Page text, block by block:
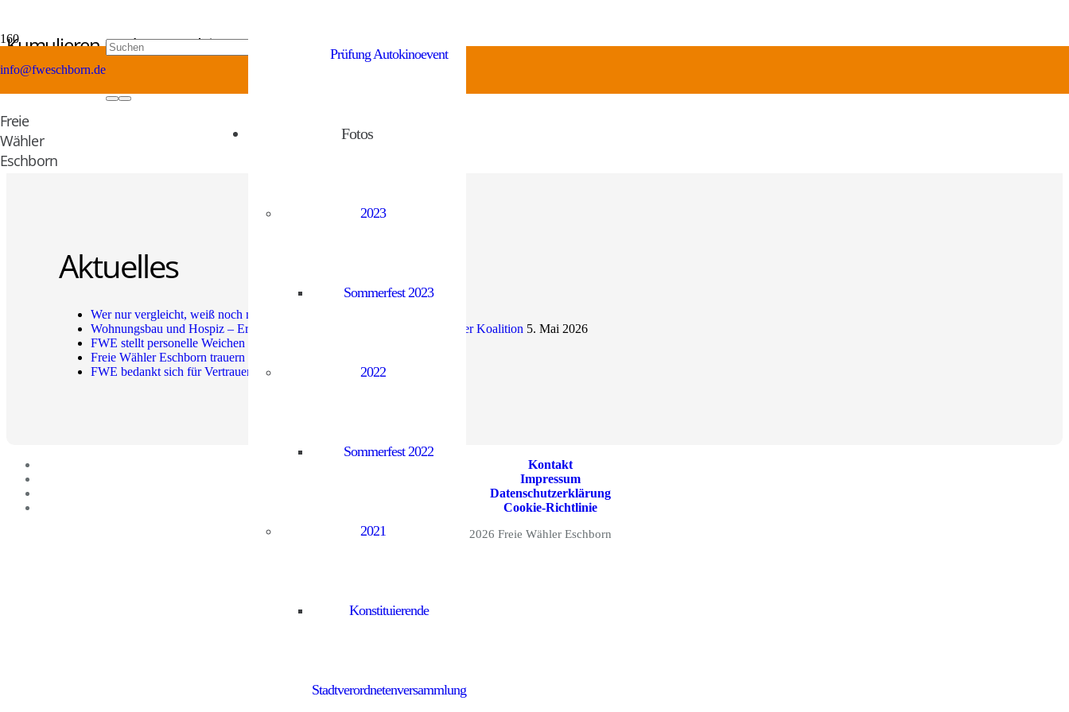
info@fweschborn.de
Freie
Wähler
Eschborn
Prüfung Autokinoevent
Fotos
2023
Sommerfest 2023
2022
Sommerfest 2022
2021
Konstituierende
Stadtverordnetenversammlung
Kumulieren und Panaschieren
erklären.
Aktuelles
Wer nur vergleicht, weiß noch nicht, ob es reicht.
Wohnungsbau und Hospiz – Erste Stellungnahme der FWE zu Anträgen der Koalition 5. Mai 2026
FWE stellt personelle Weichen für die neue Wahlperiode
Freie Wähler Eschborn trauern um Dr. Dietrich Buß
FWE bedankt sich für Vertrauen und blickt nach vorne 19. März 2026
Kontakt
Impressum
Datenschutzerklärung
Cookie-Richtlinie
2026 Freie Wähler Eschborn